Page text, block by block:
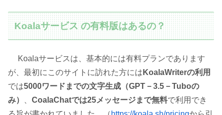
Koalaサービス の有料版はあるの？
Koalaサービスは、基本的には有料プランであります
が、最初にこのサイトに訪れた方には KoalaWriterの利用
では5000ワードまでの文字生成（GPT－3.5－Tuboの
み）
、 CoalaChatでは25メッセージまで無料で利用でき